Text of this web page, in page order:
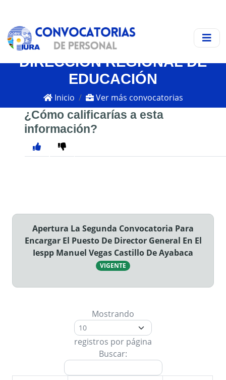
DIRECCIÓN REGIONAL DE
EDUCACIÓN
Inicio Ver más convocatorias
¿Cómo calificarías a esta
información?
Apertura La Segunda Convocatoria Para
Encargar El Puesto De Director General En El
Iespp Manuel Vegas Castillo De Ayabaca
VIGENTE
Mostrando
registros por página
Buscar: